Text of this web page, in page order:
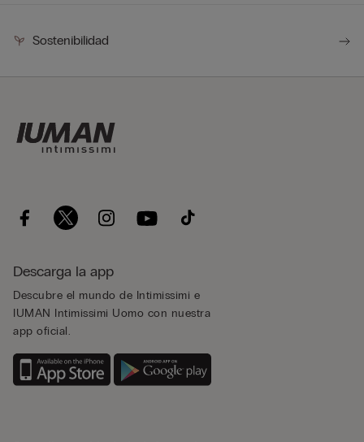
Sostenibilidad
Descarga la app
Descubre el mundo de Intimissimi e
IUMAN Intimissimi Uomo con nuestra
app oficial.